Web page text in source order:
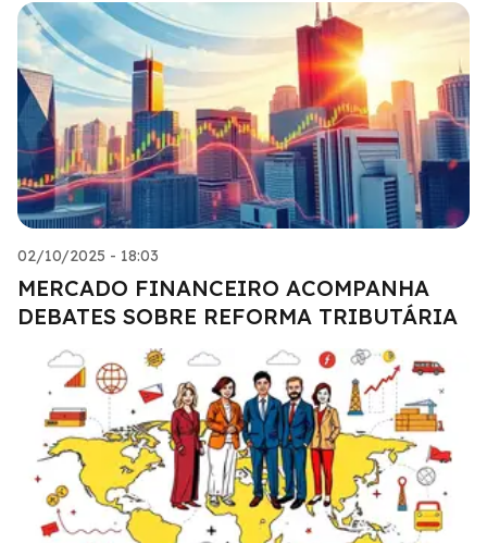
02/10/2025 - 18:03
MERCADO FINANCEIRO ACOMPANHA
DEBATES SOBRE REFORMA TRIBUTÁRIA